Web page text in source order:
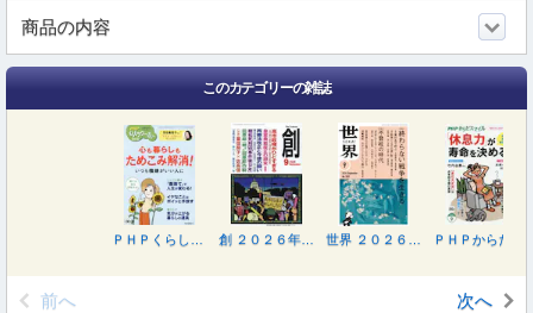
商品の内容
このカテゴリーの雑誌
前へ 次へ